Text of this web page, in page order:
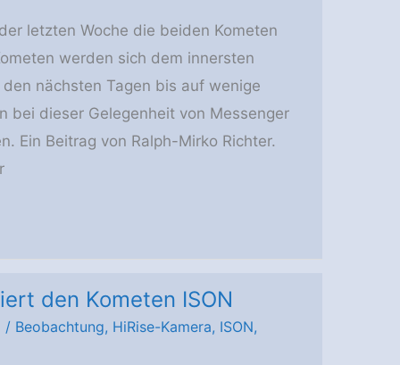
letzten Woche die beiden Kometen
werden sich dem innersten
nächsten Tagen bis auf wenige
bei dieser Gelegenheit von Messenger
Ein Beitrag von Ralph-Mirko Richter.
den Kometen ISON
/ Beobachtung, HiRise-Kamera, ISON,